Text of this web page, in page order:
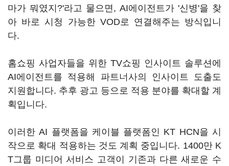
마가 뭐였지?'라고 물으면, AI에이전트가 '신병'을 찾
아 바로 시청 가능한 VOD로 연결해주는 방식입니
다.
홈쇼핑 사업자들을 위한 TV쇼핑 인사이트 솔루션에
AI에이전트를 적용해 파트너사의 인사이트 도출도
지원합니다. 추후 광고 등으로 적용 분야를 확대할 계
획입니다.
이러한 AI 플랫폼을 케이블 플랫폼인 KT HCN을 시
작으로 확대 적용하는 것도 계획 중입니다. 1400만 K
T그룹 미디어 서비스 고객이 기존과 다른 새로운 수